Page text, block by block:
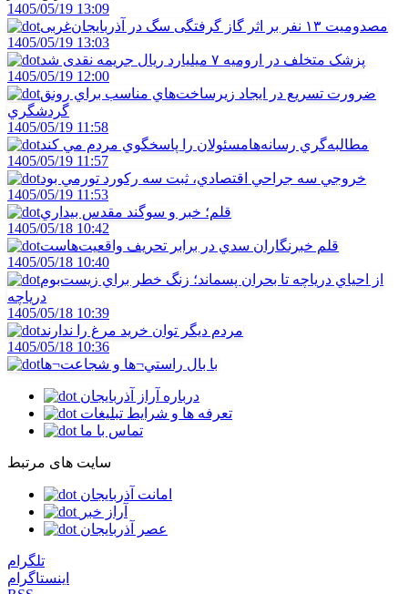
1405/05/19 13:09
مصدومیت ۱۳ نفر بر اثر گاز گرفتگی سگ در آذربایجان‌غربی
1405/05/19 13:03
پزشک متخلف در ارومیه ۷ میلیارد ریال جریمه نقدی شد
1405/05/19 12:00
ضرورت تسريع در ايجاد زيرساخت‌هاي مناسب براي رونق
گردشگري
1405/05/19 11:58
مطالبه‌گري رسانه‌هامسئولان را پاسخگوي مردم مي کند
1405/05/19 11:57
خروجي سه جراحي اقتصادي، ثبت سه رکورد تورمي بود
1405/05/19 11:53
قلم؛ خبر و سوگند مقدس بيداري
1405/05/18 10:42
قلم خبرنگاران سدي در برابر تحريف واقعيت‌هاست
1405/05/18 10:40
از احياي درياچه تا بحران پسماند؛ زنگ خطر براي زيست‌بوم
درياچه
1405/05/18 10:39
مردم ديگر توان خريد مرغ را ندارند
1405/05/18 10:36
با بال راستي¬ها و شجاعت¬ها
درباره آراز آذربایجان
تعرفه ها و شرایط تبلیغات
تماس با ما
سایت های مرتبط
امانت آذربایجان
آراز خبر
عصر آذربایجان
تلگرام
اینستاگرام